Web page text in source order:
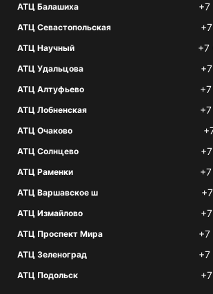
АТЦ Балашиха
АТЦ Севастопольская
АТЦ Научный +7
АТЦ Удальцова
АТЦ Алтуфьево
АТЦ Лобненская
АТЦ Очаково
АТЦ Солнцево
АТЦ Раменки
АТЦ Варшавское ш
АТЦ Измайлово
АТЦ Проспект Мира
АТЦ Зеленоград
АТЦ Подольск